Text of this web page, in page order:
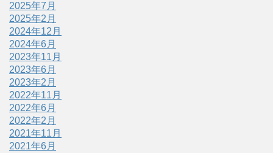
2025年7月
2025年2月
2024年12月
2024年6月
2023年11月
2023年6月
2023年2月
2022年11月
2022年6月
2022年2月
2021年11月
2021年6月